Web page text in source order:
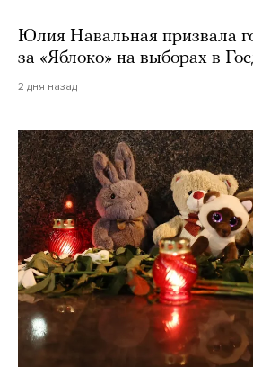
Юлия Навальная призвала
за «Яблоко» на выборах в
2 дня назад